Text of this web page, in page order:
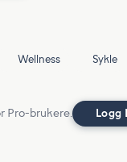
Wellness Sykle
Pro-brukere. Logg